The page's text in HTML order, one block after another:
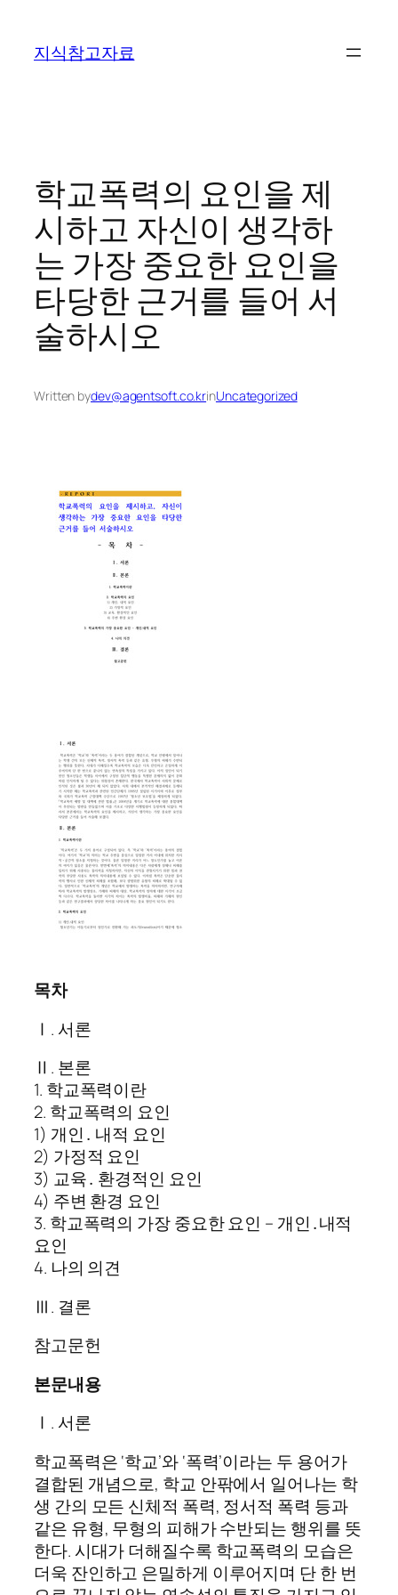
지식참고자료
학교폭력의 요인을 제
시하고 자신이 생각하
는 가장 중요한 요인을
타당한 근거를 들어 서
술하시오
Written bydev@agentsoft.co.krinUncategorized
목차
Ⅰ. 서론
Ⅱ. 본론
1. 학교폭력이란
2. 학교폭력의 요인
1) 개인․ 내적 요인
2) 가정적 요인
3) 교육․ 환경적인 요인
4) 주변 환경 요인
3. 학교폭력의 가장 중요한 요인 – 개인․내적
요인
4. 나의 의견
Ⅲ. 결론
참고문헌
본문내용
Ⅰ. 서론
학교폭력은 ‘학교’와 ‘폭력’이라는 두 용어가
결합된 개념으로, 학교 안팎에서 일어나는 학
생 간의 모든 신체적 폭력, 정서적 폭력 등과
같은 유형, 무형의 피해가 수반되는 행위를 뜻
한다. 시대가 더해질수록 학교폭력의 모습은
더욱 잔인하고 은밀하게 이루어지며 단 한 번